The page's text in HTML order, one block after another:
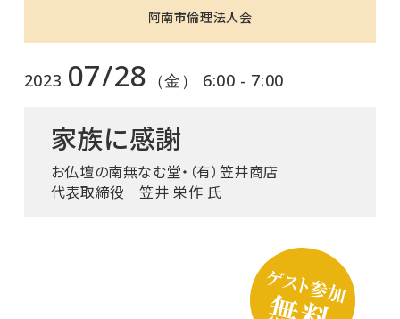
阿南市倫理法人会
2023 07/28 （金） 6:00 - 7:00
家族に感謝
お仏壇の南無なむ堂・（有）笠井商店
代表取締役 笠井 栄作 氏